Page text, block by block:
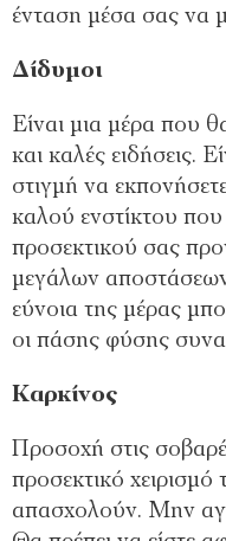
ένταση μέσα σας να
Δίδυμοι
Είναι μια μέρα που
και καλές ειδήσεις.
στιγμή να
καλού ενστίκτου
προσεκτικού σας
μεγάλων
εύνοια της μέρας
οι πάσης φύσης
Καρκίνος
Προσοχή στις
προσεκτικό
απασχολούν. Μην